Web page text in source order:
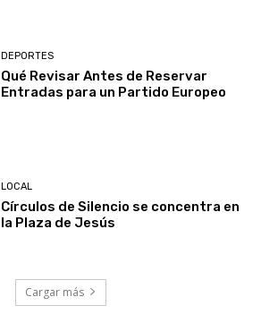
DEPORTES
Qué Revisar Antes de Reservar
Entradas para un Partido Europeo
LOCAL
Círculos de Silencio se concentra en
la Plaza de Jesús
Cargar más